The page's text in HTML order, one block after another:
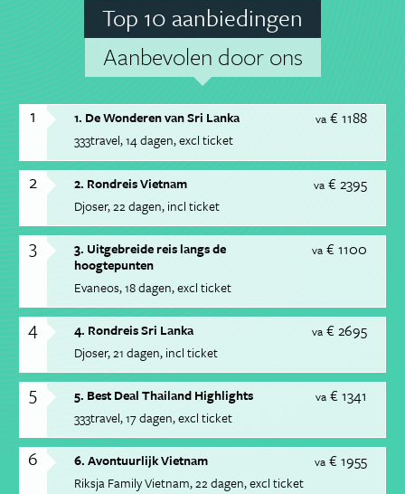
Top 10 aanbiedingen
Aanbevolen door ons
1 va € 1188
1. De Wonderen van Sri Lanka
333travel 14 dagen excl ticket
2 va € 2395
2. Rondreis Vietnam
Djoser 22 dagen incl ticket
3 va € 1100
3. Uitgebreide reis langs de
hoogtepunten
Evaneos 18 dagen excl ticket
4 va € 2695
4. Rondreis Sri Lanka
Djoser 21 dagen incl ticket
5 va € 1341
5. Best Deal Thailand Highlights
333travel 17 dagen excl ticket
6 va € 1955
6. Avontuurlijk Vietnam
Riksja Family Vietnam 22 dagen excl ticket